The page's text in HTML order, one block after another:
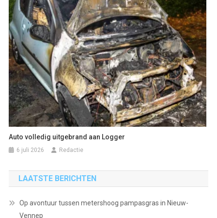
Auto volledig uitgebrand aan Logger
6 juli 2026 Redactie
LAATSTE BERICHTEN
Op avontuur tussen metershoog pampasgras in Nieuw-
Vennep